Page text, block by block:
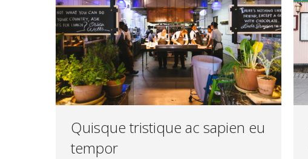
Quisque tristique ac sapien eu
tempor